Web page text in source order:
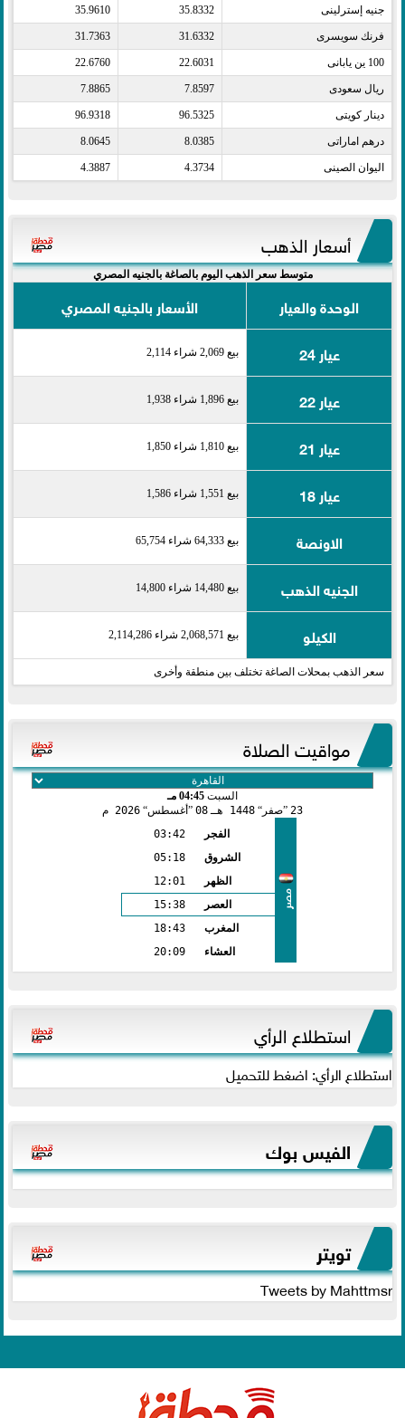
جنيه إسترلينى​ 35.8332
35.9610
فرنك سويسرى​ 31.6332
31.7363
100 ين يابانى​ 22.6031
22.6760
ريال سعودى​ 7.8597
7.8865
دينار كويتى​ 96.5325
96.9318
درهم اماراتى​ 8.0385
8.0645
اليوان الصينى​ 4.3734
4.3887
أسعار الذهب
متوسط سعر الذهب اليوم بالصاغة بالجنيه المصري
الوحدة والعيار
الأسعار بالجنيه المصري
عيار 24
بيع 2,069 شراء 2,114
عيار 22 بيع 1,896 شراء 1,938
عيار 21 بيع 1,810 شراء 1,850
عيار 18 بيع 1,551 شراء 1,586
الاونصة بيع 64,333 شراء 65,754
الجنيه الذهب بيع 14,480 شراء 14,800
الكيلو بيع 2,068,571 شراء 2,114,286
سعر الذهب بمحلات الصاغة تختلف بين منطقة وأخرى
مواقيت الصلاة
السبت 04:45 مـ
23 صفر 1448 هـ 08 أغسطس 2026 م
مصر
الفجر
03:42
الشروق
05:18
الظهر
12:01
العصر
15:38
المغرب
18:43
العشاء
20:09
استطلاع الرأي
استطلاع الرأي: اضغط للتحميل
الفيس بوك
تويتر
Tweets by Mahttmsr